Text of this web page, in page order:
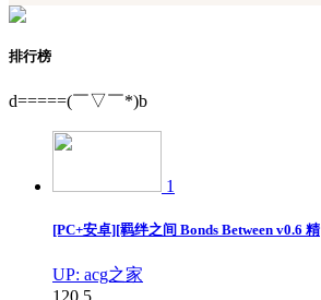
排行榜
d=====(￣▽￣*)b
1
[PC+安卓][羁绊之间 Bonds Between v0.6 精
UP: acg之家